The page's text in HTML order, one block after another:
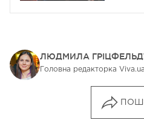
ЛЮДМИЛА
Головна редакторка Viva.ua